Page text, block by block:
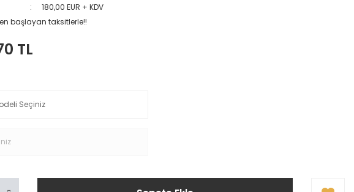
180,00 EUR + KDV
başlayan taksitlerle!!
TL